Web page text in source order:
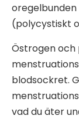
oregelbunden
(polycystiskt
Östrogen
blodsockret.
vad du äter